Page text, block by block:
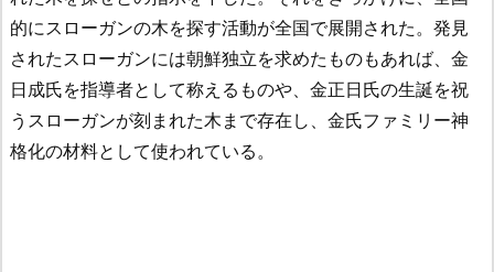
的にスローガンの木を探す活動が全国で展開された。発見
されたスローガンには朝鮮独立を求めたものもあれば、金
日成氏を指導者として称えるものや、金正日氏の生誕を祝
うスローガンが刻まれた木まで存在し、金氏ファミリー神
格化の材料として使われている。